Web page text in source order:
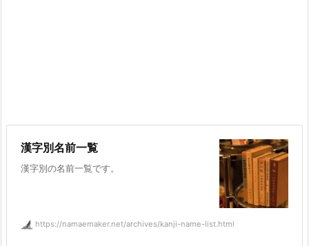
漢字別名前一覧
漢字別の名前一覧です。
https://namaemaker.net/archives/kanji-name-list.html